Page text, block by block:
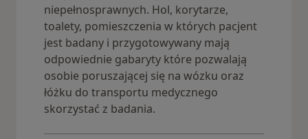
niepełnosprawnych. Hol, korytarze,
toalety, pomieszczenia w których pacjent
jest badany i przygotowywany mają
odpowiednie gabaryty które pozwalają
osobie poruszającej się na wózku oraz
łóżku do transportu medycznego
skorzystać z badania.